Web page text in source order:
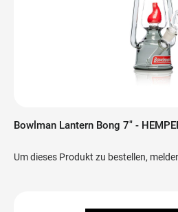
Bowlman Lantern Bong 7" -
Um dieses Produkt zu bestellen,